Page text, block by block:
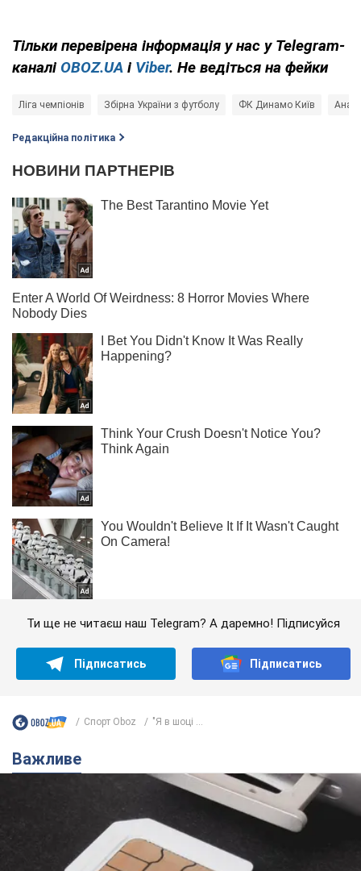
Тільки перевірена інформація у нас у Telegram-
каналі OBOZ.UA і Viber. Не ведіться на фейки
Ліга чемпіонів Збірна України з футболу ФК Динамо Київ
Редакційна політика
Ти ще не читаєш наш Telegram? А даремно! Підписуйся
Підписатись Підписатись
Спорт Oboz "Я в шоці ...
Важливе